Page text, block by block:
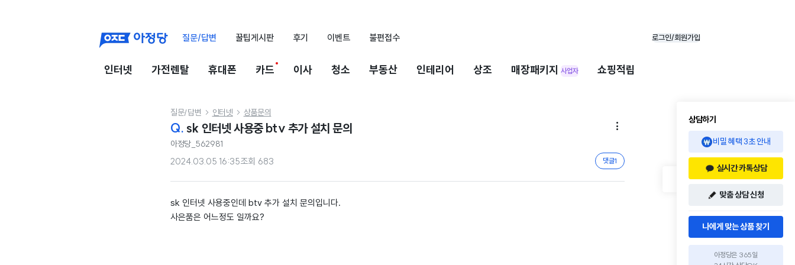
질문/답변 꿀팁게시판 후기 이벤트 불편접수 로그인/회원가입
인터넷 가전렌탈 휴대폰 카드 이사 청소 부동산 인테리어 상조 매장패키지 사업자 쇼핑적립
질문/답변  인터넷  상품문의
Q. sk 인터넷 사용중 btv 추가 설치 문의 
아정당_562981
2024.03.05 16:35조회 683 댓글1
sk 인터넷 사용중인데 btv 추가 설치 문의입니다.
사은품은 어느정도 일까요?
상담하기
비밀 혜택 3초 안내
실시간 카톡상담
맞춤 상담 신청
나에게 맞는 상품 찾기
아정당은 365일